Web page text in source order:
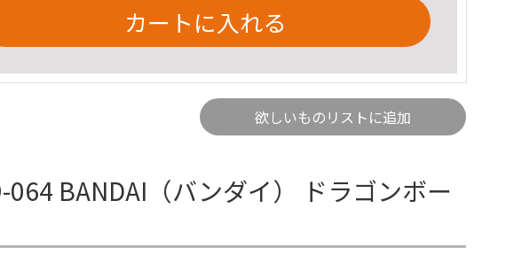
カートに入れる
欲しいものリストに追加
BANDAI（バンダイ） ドラゴンボー